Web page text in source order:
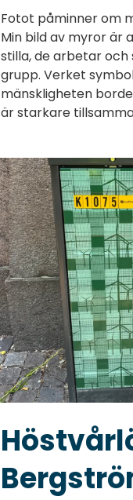
Fotot påminner om
Min bild av myror är
stilla, de arbetar och
grupp. Verket
mänskligheten
är starkare